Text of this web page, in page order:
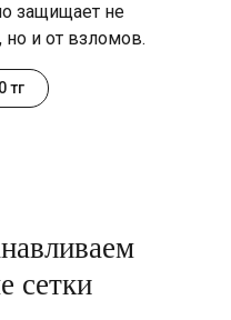
защищает не
но и от взломов.
тг
сетки